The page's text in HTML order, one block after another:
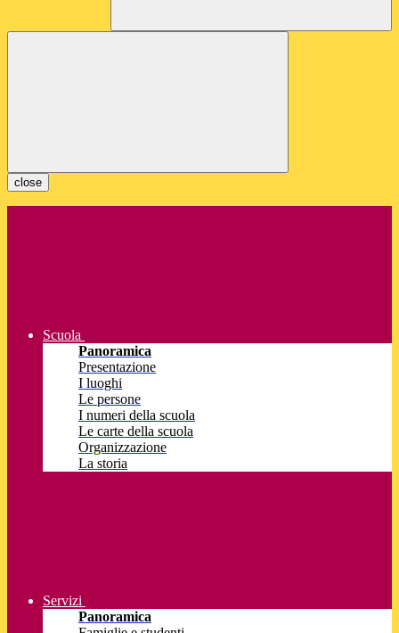
close
Scuola
Panoramica
Presentazione
I luoghi
Le persone
I numeri della scuola
Le carte della scuola
Organizzazione
La storia
Servizi
Panoramica